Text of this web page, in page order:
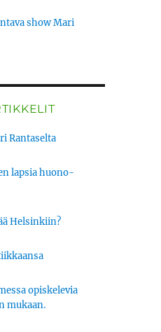
show Mari
Rantaselta
lapsia huono-
Helsinkiin?
opiskelevia
mukaan.